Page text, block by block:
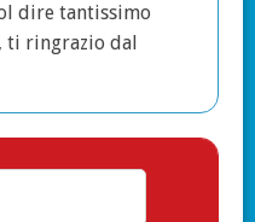
dire tantissimo
ringrazio dal